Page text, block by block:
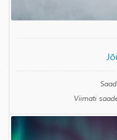
Viimati